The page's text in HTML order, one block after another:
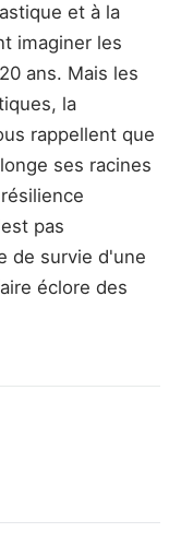
et à la
imaginer les
ans. Mais les
la
rappellent que
ses racines
pas
de survie d'une
éclore des